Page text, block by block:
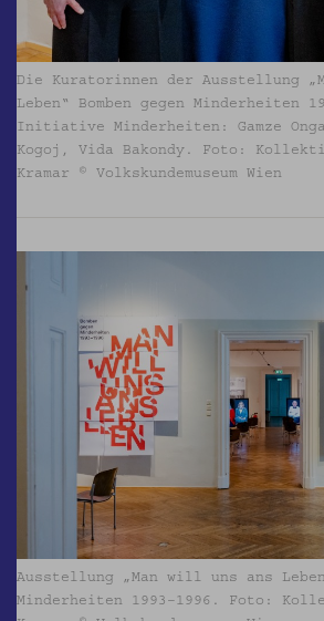
Die Kuratorinnen der Ausstellung
Leben“ Bomben gegen Minderheiten
Initiative Minderheiten: Gamze
Kogoj, Vida Bakondy. Foto:
Kramar © Volkskundemuseum Wien
Ausstellung „Man will uns ans
Minderheiten 1993–1996. Foto: